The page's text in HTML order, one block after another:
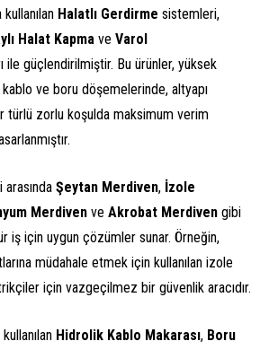
kullanılan Halatlı Gerdirme sistemleri,
Halat Kapma ve Varol
ile güçlendirilmiştir. Bu ürünler, yüksek
kablo ve boru döşemelerinde, altyapı
türlü zorlu koşulda maksimum verim
Şeytan Merdiven, İzole
Merdiven ve Akrobat Merdiven gibi
iş için uygun çözümler sunar. Örneğin,
müdahale etmek için kullanılan izole
için vazgeçilmez bir güvenlik aracıdır.
Hidrolik Kablo Makarası, Boru